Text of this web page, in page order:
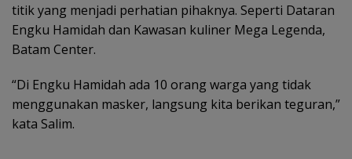
titik yang menjadi perhatian pihaknya. Seperti Dataran
Engku Hamidah dan Kawasan kuliner Mega Legenda,
Batam Center.
“Di Engku Hamidah ada 10 orang warga yang tidak
menggunakan masker, langsung kita berikan teguran,”
kata Salim.